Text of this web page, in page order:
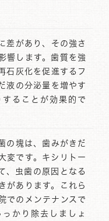
差があり、その強さ
響します。歯質を強
石灰化を促進するフ
液の分泌量を増やす
ることが効果的で
の塊は、歯みがきだ
変です。キシリトー
、虫歯の原因となる
があります。これら
でのメンテナンスで
かり除去しましょ